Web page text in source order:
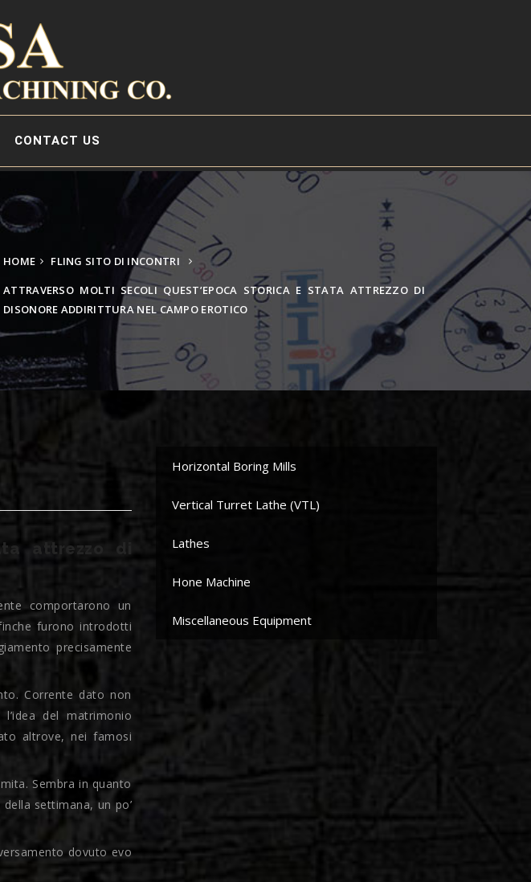
CONTACT US
HOME
FLING SITO DI INCONTRI
ATTRAVERSO MOLTI SECOLI QUEST’EPOCA STORICA E STATA ATTREZZO DI
DISONORE ADDIRITTURA NEL CAMPO EROTICO
attrezzo di
comportarono un
furono introdotti
precisamente
Corrente dato non
del matrimonio
altrove, nei famosi
Sembra in quanto
settimana, un po’
dovuto evo
Horizontal Boring Mills
Vertical Turret Lathe (VTL)
Lathes
Hone Machine
Miscellaneous Equipment